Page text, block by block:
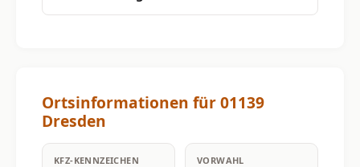
Ortsinformationen für 01139
Dresden
KFZ-KENNZEICHEN VORWAHL